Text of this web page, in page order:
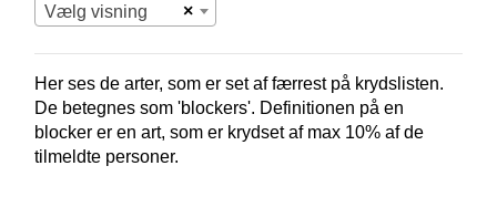
×
Vælg visning
Her ses de arter, som er set af færrest på krydslisten.
De betegnes som 'blockers'. Definitionen på en
blocker er en art, som er krydset af max 10% af de
tilmeldte personer.